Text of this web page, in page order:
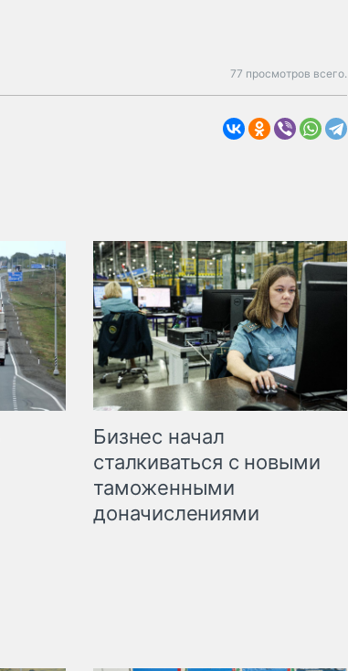
77 просмотров всего.
Бизнес начал
сталкиваться с новыми
таможенными
доначислениями